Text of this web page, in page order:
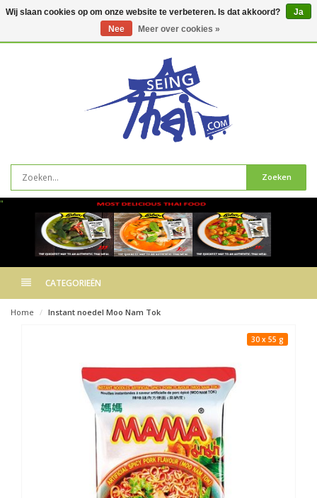
Zoeken
"
CATEGORIEËN
Home Instant noedel Moo Nam Tok
30 x 55 g
Wij slaan cookies op om onze website te verbeteren. Is dat akkoord?
Ja
Nee
Meer over cookies »